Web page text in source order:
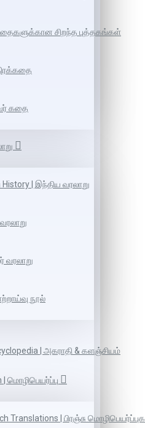
சிறந்த புத்தகங்கள்
கதை
History | இந்திய வரலாறு
வரலாறு
நூல்
| அகராதி & களஞ்சியம்
மொழிபெயர்ப்பு
Translations | பிரஞ்சு